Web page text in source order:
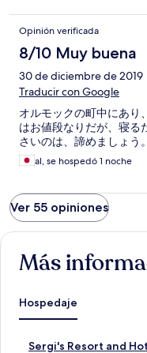
that did nothing to rid
the second time I made
when I was there in May
late afternoon, the room
the elevator, the entire
being burned out...I was
hotel...I will never again
because of the very
this hotel😱😡😡😡
Opinión verificada
8/10 Muy buena
30 de diciembre de 2019
Traducir con Google
オルモックの町中にあり
はお値段なりだが、寝る
さいのは、諦めましょう。
al, se hospedó 1 noche
Ver 55 opiniones
Más
Hospedaje
Sergi's Resort and
E